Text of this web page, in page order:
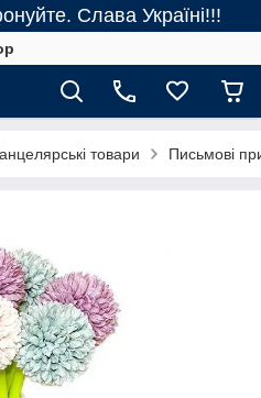
Слава Україні!!!
товари Письмові